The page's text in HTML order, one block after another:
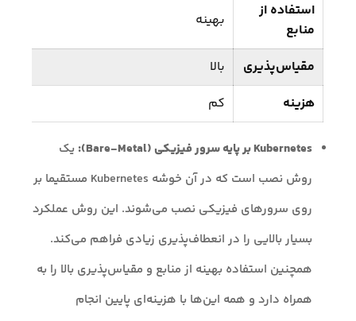
استفاده از
منابع
بهینه
مقیاس‌پذیری
بالا
هزینه
کم
Kubernetes بر پایه سرور فیزیکی (Bare-Metal):
یک
روش نصب است که در آن خوشه Kubernetes مستقیما بر
روی سرورهای فیزیکی نصب می‌شوند. این روش عملکرد
بسیار بالایی را در انعطاف‌پذیری زیادی فراهم می‌کند.
همچنین استفاده بهینه از منابع و مقیاس‌پذیری بالا را به
همراه دارد و همه این‌ها با هزینه‌ای پایین انجام